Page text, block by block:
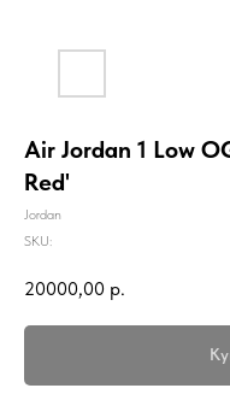
Air Jordan 1 Low
Red'
Jordan
SKU:
20000,00 р.